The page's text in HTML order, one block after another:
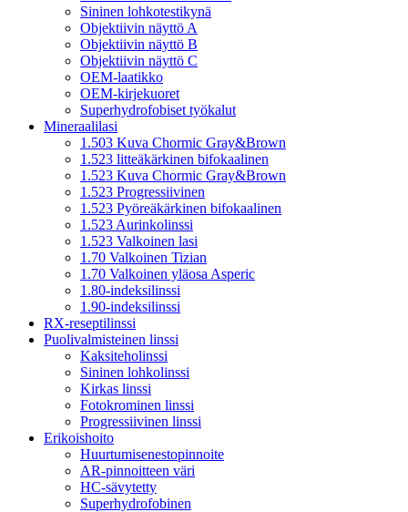
Sininen lohkotestikynä
Objektiivin näyttö A
Objektiivin näyttö B
Objektiivin näyttö C
OEM-laatikko
OEM-kirjekuoret
Superhydrofobiset työkalut
Mineraalilasi
1.503 Kuva Chormic Gray&Brown
1.523 litteäkärkinen bifokaalinen
1.523 Kuva Chormic Gray&Brown
1.523 Progressiivinen
1.523 Pyöreäkärkinen bifokaalinen
1.523 Aurinkolinssi
1.523 Valkoinen lasi
1.70 Valkoinen Tizian
1.70 Valkoinen yläosa Asperic
1.80-indeksilinssi
1.90-indeksilinssi
RX-reseptilinssi
Puolivalmisteinen linssi
Kaksiteholinssi
Sininen lohkolinssi
Kirkas linssi
Fotokrominen linssi
Progressiivinen linssi
Erikoishoito
Huurtumisenestopinnoite
AR-pinnoitteen väri
HC-sävytetty
Superhydrofobinen